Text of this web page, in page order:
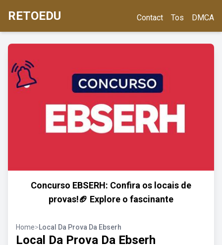
RETOEDU Contact Tos DMCA
Concurso EBSERH: Confira os locais de
provas!🏈 Explore o fascinante
Home>Local Da Prova Da Ebserh
Local Da Prova Da Ebserh